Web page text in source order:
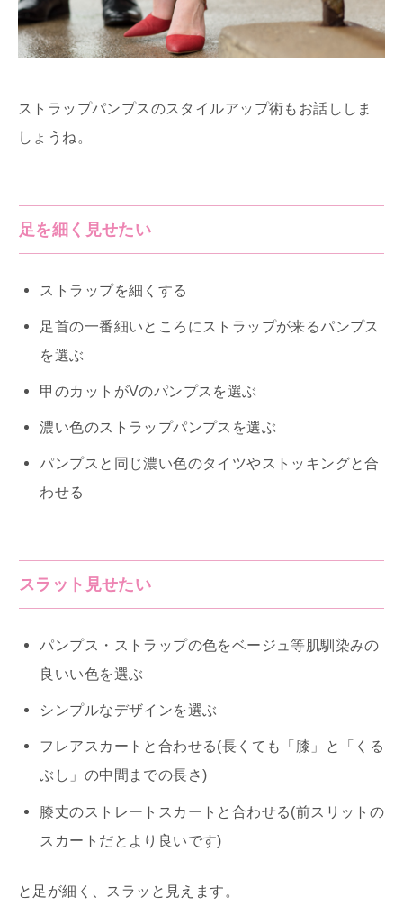
ストラップパンプスのスタイルアップ術もお話ししま
しょうね。
足を細く見せたい
ストラップを細くする
足首の一番細いところにストラップが来るパンプス
を選ぶ
甲のカットがVのパンプスを選ぶ
濃い色のストラップパンプスを選ぶ
パンプスと同じ濃い色のタイツやストッキングと合
わせる
スラット見せたい
パンプス・ストラップの色をベージュ等肌馴染みの
良いい色を選ぶ
シンプルなデザインを選ぶ
フレアスカートと合わせる(長くても「膝」と「くる
ぶし」の中間までの長さ)
膝丈のストレートスカートと合わせる(前スリットの
スカートだとより良いです)
と足が細く、スラッと見えます。